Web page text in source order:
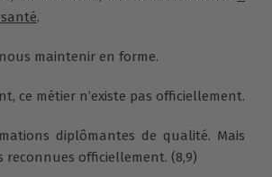
.
maintenir en forme.
ce métier n’existe pas officiellement.
diplômantes de qualité. Mais
reconnues officiellement. (8,9)